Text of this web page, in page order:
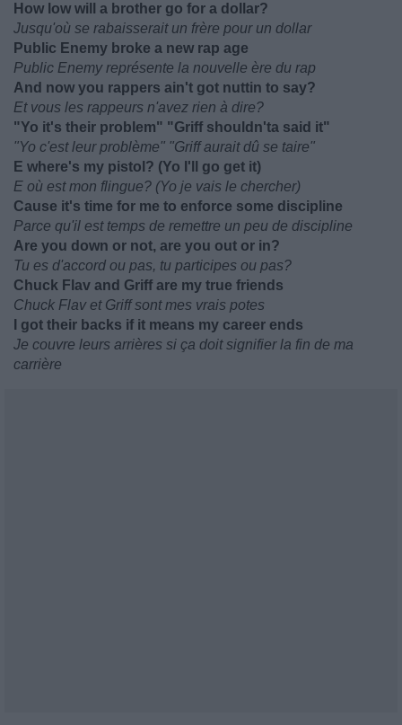
How low will a brother go for a dollar?
Jusqu'où se rabaisserait un frère pour un dollar
Public Enemy broke a new rap age
Public Enemy représente la nouvelle ère du rap
And now you rappers ain't got nuttin to say?
Et vous les rappeurs n'avez rien à dire?
"Yo it's their problem" "Griff shouldn'ta said it"
"Yo c'est leur problème" "Griff aurait dû se taire"
E where's my pistol? (Yo I'll go get it)
E où est mon flingue? (Yo je vais le chercher)
Cause it's time for me to enforce some discipline
Parce qu'il est temps de remettre un peu de discipline
Are you down or not, are you out or in?
Tu es d'accord ou pas, tu participes ou pas?
Chuck Flav and Griff are my true friends
Chuck Flav et Griff sont mes vrais potes
I got their backs if it means my career ends
Je couvre leurs arrières si ça doit signifier la fin de ma
carrière